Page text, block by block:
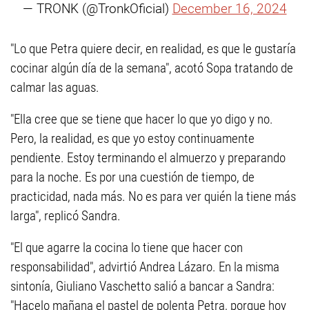
— TRONK (@TronkOficial) December 16, 2024
"Lo que Petra quiere decir, en realidad, es que le gustaría
cocinar algún día de la semana", acotó Sopa tratando de
calmar las aguas.
"Ella cree que se tiene que hacer lo que yo digo y no.
Pero, la realidad, es que yo estoy continuamente
pendiente. Estoy terminando el almuerzo y preparando
para la noche. Es por una cuestión de tiempo, de
practicidad, nada más. No es para ver quién la tiene más
larga", replicó Sandra.
"El que agarre la cocina lo tiene que hacer con
responsabilidad", advirtió Andrea Lázaro. En la misma
sintonía, Giuliano Vaschetto salió a bancar a Sandra:
"Hacelo mañana el pastel de polenta Petra, porque hoy